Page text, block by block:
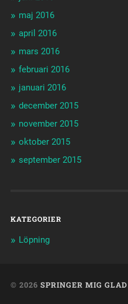
maj 2016
april 2016
mars 2016
februari 2016
januari 2016
december 2015
november 2015
oktober 2015
september 2015
KATEGORIER
Löpning
© 2026 SPRINGER MIG GLAD